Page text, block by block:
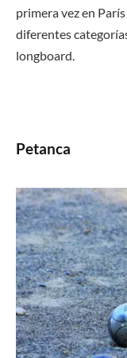
primera vez en
diferentes
longboard.
Petanca